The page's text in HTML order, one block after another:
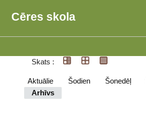
Cēres skola
Skats :
Aktuālie Šodien Šonedēļ
Arhīvs